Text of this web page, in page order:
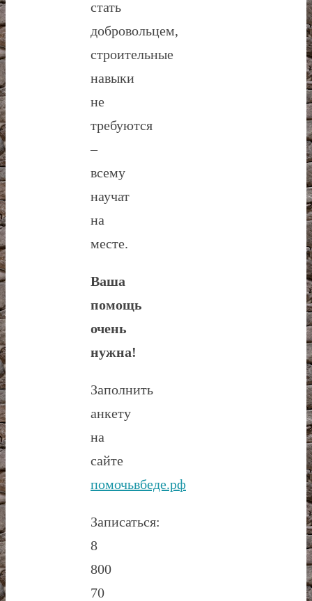
стать
добровольцем,
строительные
навыки
не
требуются
–
всему
научат
на
месте.
Ваша
помощь
очень
нужна!
Заполнить
анкету
на
сайте
помочьвбеде.рф
Записаться:
8
800
70